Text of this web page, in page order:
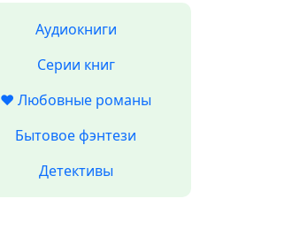
Аудиокниги
Серии книг
❤️ Любовные романы
Бытовое фэнтези
Детективы